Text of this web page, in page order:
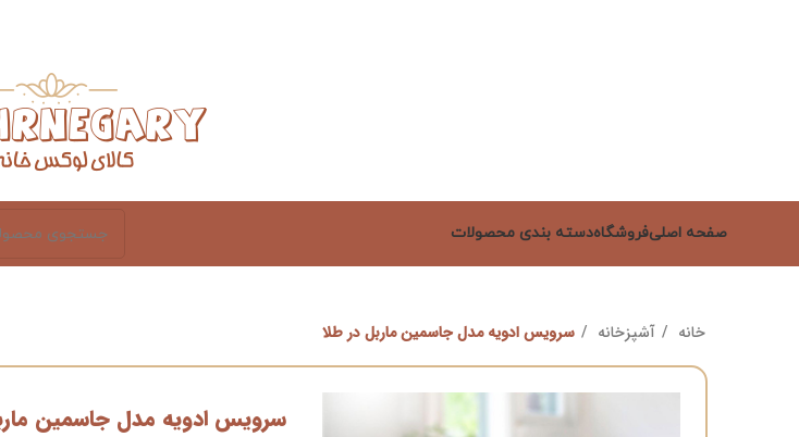
صفحه اصلیفروشگاهدسته بندی محصولات
خانه آشپزخانه سرویس ادویه مدل جاسمین ماربل در طلا
سرویس ادویه مدل جاسمین